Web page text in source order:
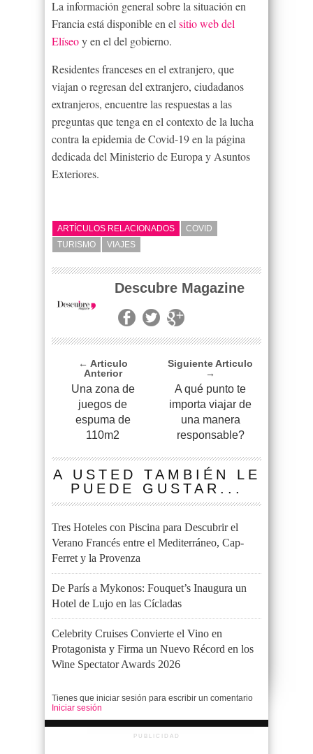
La información general sobre la situación en
Francia está disponible en el sitio web del
Elíseoy en el del gobierno.
Residentes franceses en el extranjero, que
viajan o regresan del extranjero, ciudadanos
extranjeros, encuentre las respuestas a las
preguntas que tenga en el contexto de la lucha
contra la epidemia de Covid-19 en la página
dedicada del Ministerio de Europa y Asuntos
Exteriores.
ARTÍCULOS RELACIONADOS
COVID
TURISMO
VIAJES
Descubre Magazine
← Articulo
Anterior
Una zona de
juegos de
espuma de
110m2
Siguiente Articulo
→
A qué punto te
importa viajar de
una manera
responsable?
A USTED TAMBIÉN LE
PUEDE GUSTAR...
Tres Hoteles con Piscina para Descubrir el
Verano Francés entre el Mediterráneo, Cap-
Ferret y la Provenza
De París a Mykonos: Fouquet’s Inaugura un
Hotel de Lujo en las Cícladas
Celebrity Cruises Convierte el Vino en
Protagonista y Firma un Nuevo Récord en los
Wine Spectator Awards 2026
Tienes que iniciar sesión para escribir un comentario
Iniciar sesión
PUBLICIDAD